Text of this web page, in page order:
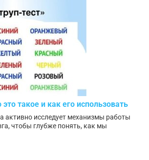
это такое и как его использовать
активно исследует механизмы работы
чтобы глубже понять, как мы